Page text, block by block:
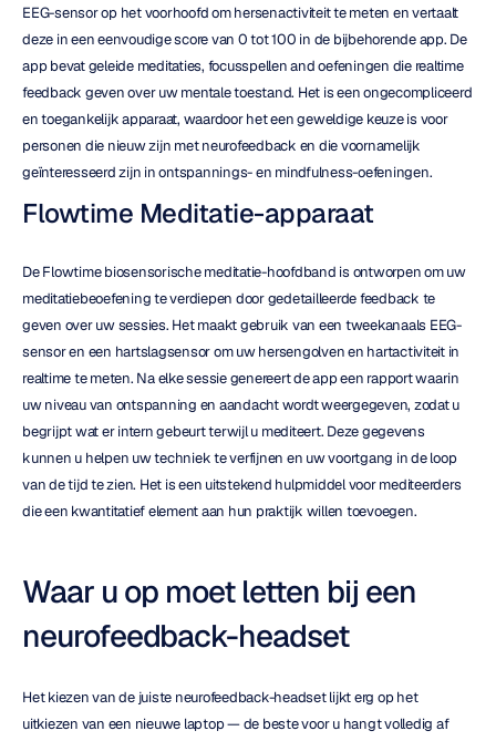
EEG-sensor op het voorhoofd om hersenactiviteit te meten en vertaalt
deze in een eenvoudige score van 0 tot 100 in de bijbehorende app. De
app bevat geleide meditaties, focusspellen and oefeningen die realtime
feedback geven over uw mentale toestand. Het is een ongecompliceerd
en toegankelijk apparaat, waardoor het een geweldige keuze is voor
personen die nieuw zijn met neurofeedback en die voornamelijk
geïnteresseerd zijn in ontspannings- en mindfulness-oefeningen.
Flowtime Meditatie-apparaat
De Flowtime biosensorische meditatie-hoofdband is ontworpen om uw
meditatiebeoefening te verdiepen door gedetailleerde feedback te
geven over uw sessies. Het maakt gebruik van een tweekanaals EEG-
sensor en een hartslagsensor om uw hersengolven en hartactiviteit in
realtime te meten. Na elke sessie genereert de app een rapport waarin
uw niveau van ontspanning en aandacht wordt weergegeven, zodat u
begrijpt wat er intern gebeurt terwijl u mediteert. Deze gegevens
kunnen u helpen uw techniek te verfijnen en uw voortgang in de loop
van de tijd te zien. Het is een uitstekend hulpmiddel voor mediteerders
die een kwantitatief element aan hun praktijk willen toevoegen.
Waar u op moet letten bij een
neurofeedback-headset
Het kiezen van de juiste neurofeedback-headset lijkt erg op het
uitkiezen van een nieuwe laptop — de beste voor u hangt volledig af